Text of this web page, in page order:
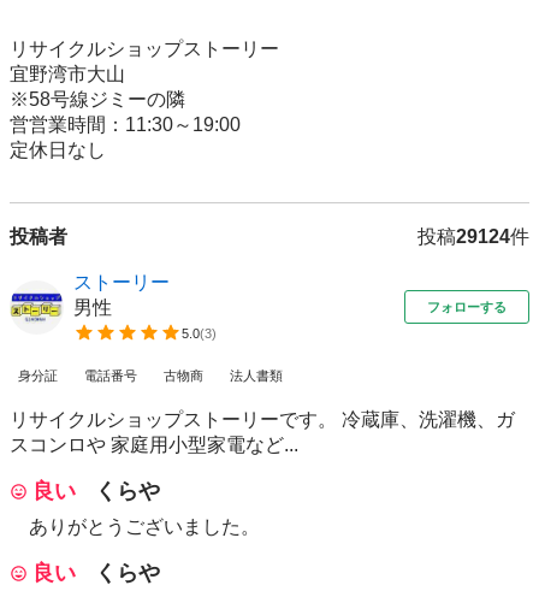
リサイクルショップストーリー
宜野湾市大山
※58号線ジミーの隣
営営業時間：11:30～19:00
定休日なし
投稿者 投稿29124件
ストーリー
男性
5.0(3)
フォローする
身分証 電話番号 古物商 法人書類
リサイクルショップストーリーです。 冷蔵庫、洗濯機、ガ
スコンロや 家庭用小型家電など...
良い くらや
ありがとうございました。
良い くらや